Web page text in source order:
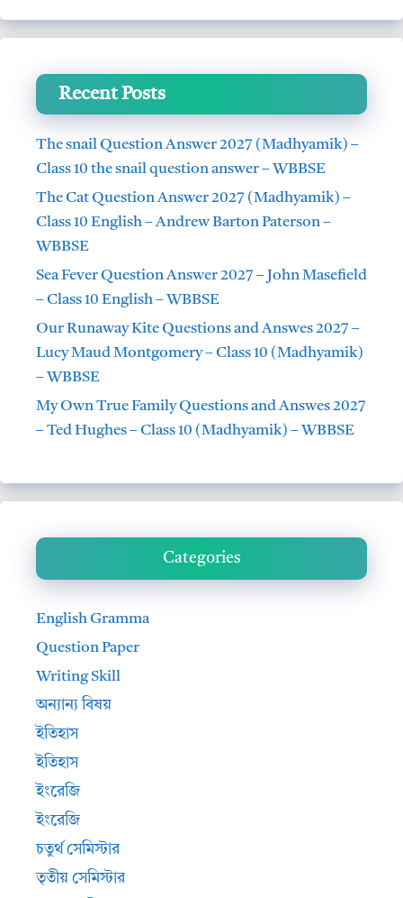
Recent Posts
The snail Question Answer 2027 (Madhyamik) –
Class 10 the snail question answer – WBBSE
The Cat Question Answer 2027 (Madhyamik) –
Class 10 English – Andrew Barton Paterson –
WBBSE
Sea Fever Question Answer 2027 – John Masefield
– Class 10 English – WBBSE
Our Runaway Kite Questions and Answes 2027 –
Lucy Maud Montgomery – Class 10 (Madhyamik)
– WBBSE
My Own True Family Questions and Answes 2027
– Ted Hughes – Class 10 (Madhyamik) – WBBSE
Categories
English Gramma
Question Paper
Writing Skill
অন্যান্য বিষয়
ইতিহাস
ইতিহাস
ইংরেজি
ইংরেজি
চতুর্থ সেমিস্টার
তৃতীয় সেমিস্টার